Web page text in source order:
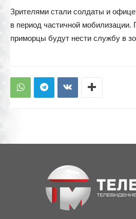
Зрителями стали солдаты и
в период частичной мобилизации.
приморцы будут нести службу в